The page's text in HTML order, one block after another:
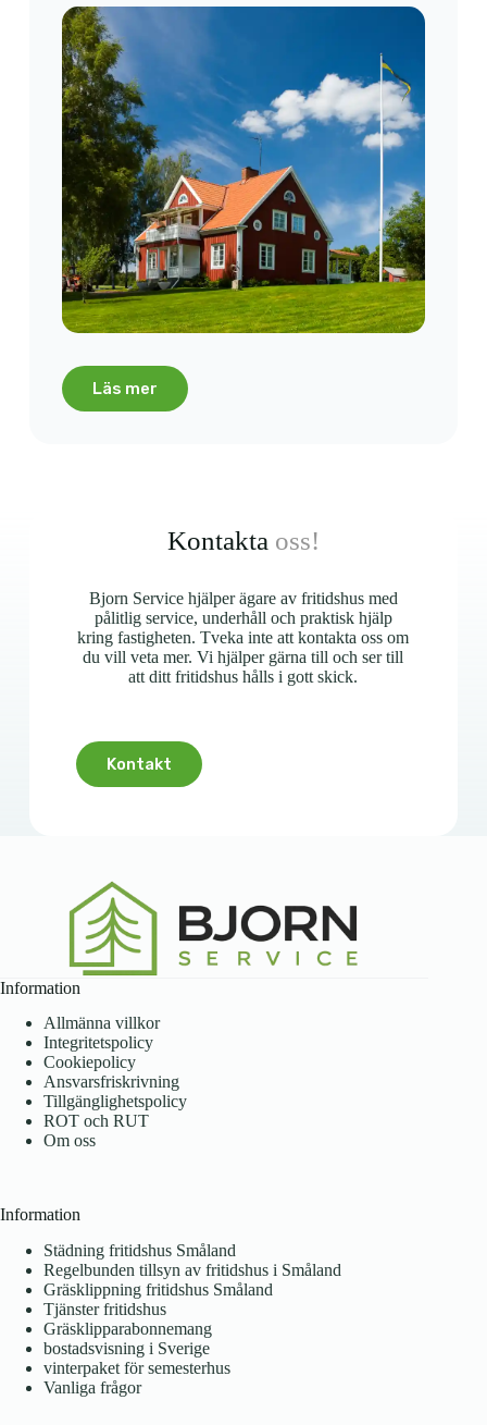
Läs mer
Kontakta oss!
Bjorn Service hjälper ägare av fritidshus med
pålitlig service, underhåll och praktisk hjälp
kring fastigheten. Tveka inte att kontakta oss om
du vill veta mer. Vi hjälper gärna till och ser till
att ditt fritidshus hålls i gott skick.
Kontakt
Information
Allmänna villkor
Integritetspolicy
Cookiepolicy
Ansvarsfriskrivning
Tillgänglighetspolicy
ROT och RUT
Om oss
Information
Städning fritidshus Småland
Regelbunden tillsyn av fritidshus i Småland
Gräsklippning fritidshus Småland
Tjänster fritidshus
Gräsklipparabonnemang
bostadsvisning i Sverige
vinterpaket för semesterhus
Vanliga frågor